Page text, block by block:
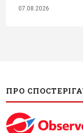
07.08.2026
ПРО